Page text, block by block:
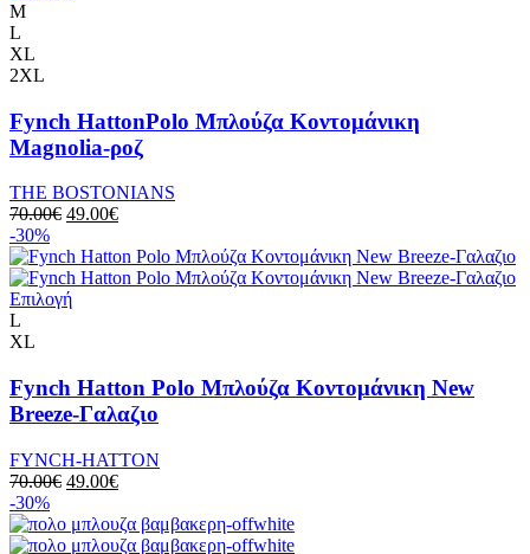
M
L
XL
2XL
Fynch HattonPolo Μπλούζα Κοντομάνικη
Magnolia-ροζ
THE BOSTONIANS
70.00€ 49.00€
-30%
Επιλογή
L
XL
Fynch Hatton Polo Μπλούζα Κοντομάνικη New
Breeze-Γαλαζιο
FYNCH-HATTON
70.00€ 49.00€
-30%